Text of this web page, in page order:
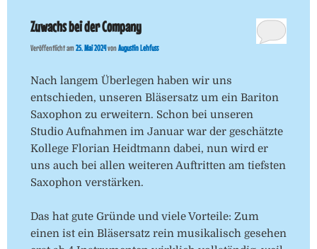
Zuwachs bei der Company
Veröffentlicht am25. Mai 2024 vonAugustin Lehfuss
Nach langem Überlegen haben wir uns
entschieden, unseren Bläsersatz um ein Bariton
Saxophon zu erweitern. Schon bei unseren
Studio Aufnahmen im Januar war der geschätzte
Kollege Florian Heidtmann dabei, nun wird er
uns auch bei allen weiteren Auftritten am tiefsten
Saxophon verstärken.
Das hat gute Gründe und viele Vorteile: Zum
einen ist ein Bläsersatz rein musikalisch gesehen